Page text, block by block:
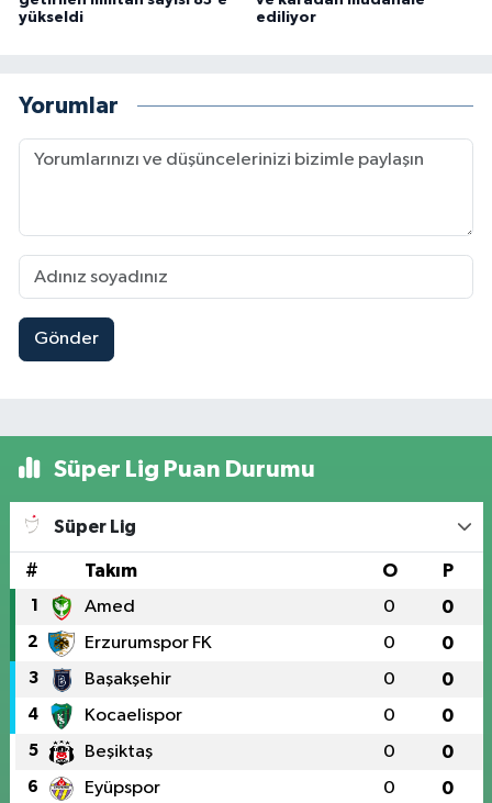
yükseldi
ediliyor
Yorumlar
Gönder
Süper Lig Puan Durumu
Süper Lig
# Takım O P
1 Amed 0 0
2 Erzurumspor FK 0 0
3 Başakşehir 0 0
4 Kocaelispor 0 0
5 Beşiktaş 0 0
6 Eyüpspor 0 0